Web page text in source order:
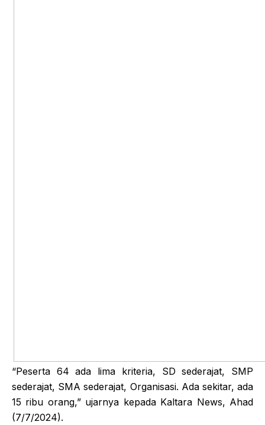
“Peserta 64 ada lima kriteria, SD sederajat, SMP
sederajat, SMA sederajat, Organisasi. Ada sekitar, ada
15 ribu orang,” ujarnya kepada Kaltara News, Ahad
(7/7/2024).